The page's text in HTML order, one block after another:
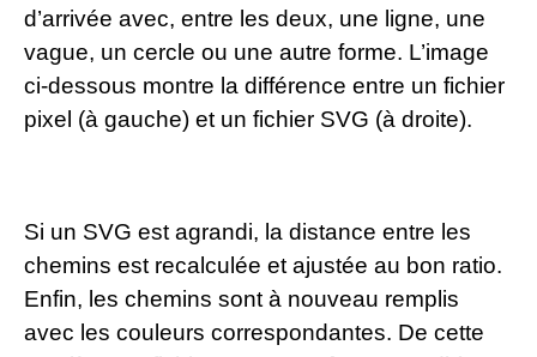
d’arrivée avec, entre les deux, une ligne, une
vague, un cercle ou une autre forme. L’image
ci-dessous montre la différence entre un fichier
pixel (à gauche) et un fichier SVG (à droite).
Si un SVG est agrandi, la distance entre les
chemins est recalculée et ajustée au bon ratio.
Enfin, les chemins sont à nouveau remplis
avec les couleurs correspondantes. De cette